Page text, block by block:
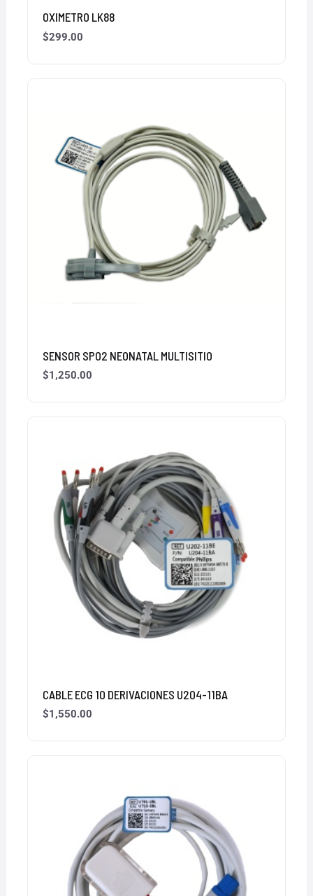
OXIMETRO LK88
$299.00
SENSOR SPO2 NEONATAL MULTISITIO
$1,250.00
CABLE ECG 10 DERIVACIONES U204-11BA
$1,550.00